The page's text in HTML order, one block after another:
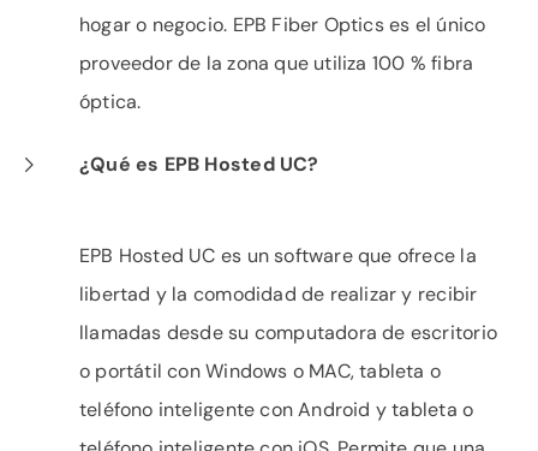
hogar o negocio. EPB Fiber Optics es el único
proveedor de la zona que utiliza 100 % fibra
óptica.
¿Qué es EPB Hosted UC?
EPB Hosted UC es un software que ofrece la
libertad y la comodidad de realizar y recibir
llamadas desde su computadora de escritorio
o portátil con Windows o MAC, tableta o
teléfono inteligente con Android y tableta o